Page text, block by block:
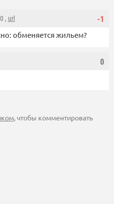
-1
, url
обменяется жильем?
0
, чтобы комментировать